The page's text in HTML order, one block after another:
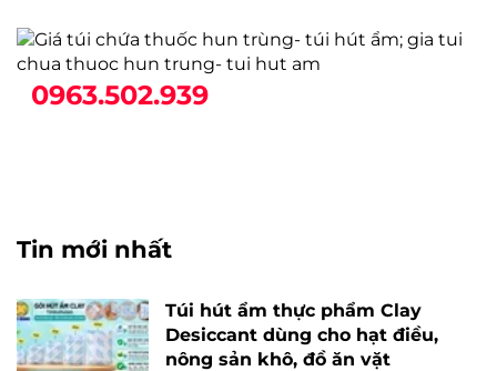
0963.502.939
Tin mới nhất
Túi hút ẩm thực phẩm Clay
Desiccant dùng cho hạt điều,
nông sản khô, đồ ăn vặt